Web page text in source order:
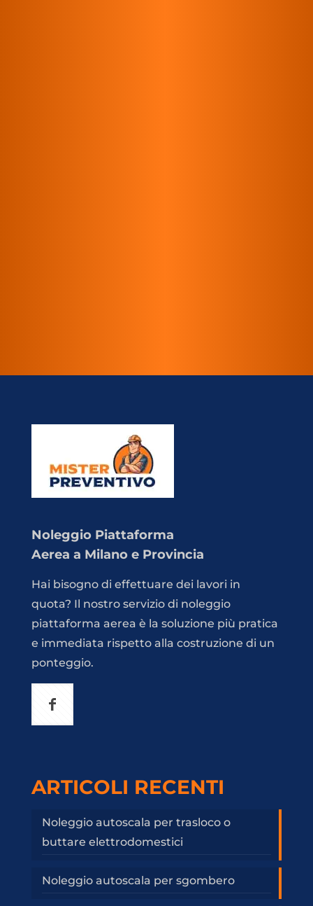
Noleggio Piattaforma
Aerea a Milano e Provincia
Hai bisogno di effettuare dei lavori in
quota? Il nostro servizio di noleggio
piattaforma aerea è la soluzione più pratica
e immediata rispetto alla costruzione di un
ponteggio.
ARTICOLI RECENTI
Noleggio autoscala per trasloco o
buttare elettrodomestici
Noleggio autoscala per sgombero